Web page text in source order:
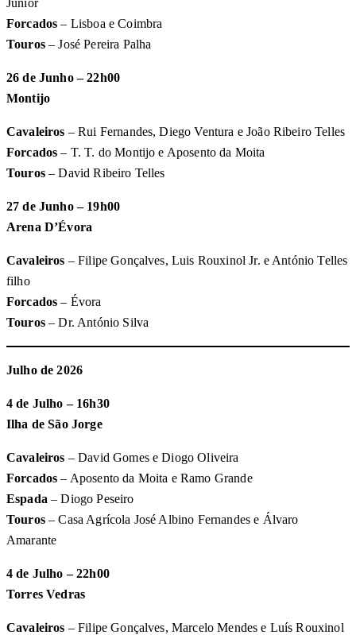
Forcados – Lisboa e Coimbra
Touros– José Pereira Palha
26 de Junho – 22h00
Montijo
Cavaleiros – Rui Fernandes, Diego Ventura e João Ribeiro Telles
Forcados – T. T. do Montijo e Aposento da Moita
Touros– David Ribeiro Telles
27 de Junho – 19h00
Arena D’Évora
Cavaleiros – Filipe Gonçalves, Luis Rouxinol Jr. e António Telles
filho
Forcados – Évora
Touros– Dr. António Silva
Julho de 2026
4 de Julho – 16h30
Ilha de São Jorge
Cavaleiros – David Gomes e Diogo Oliveira
Forcados – Aposento da Moita e Ramo Grande
Espada – Diogo Peseiro
Touros– Casa Agrícola José Albino Fernandes e Álvaro
Amarante
4 de Julho – 22h00
Torres Vedras
Cavaleiros – Filipe Gonçalves, Marcelo Mendes e Luís Rouxinol